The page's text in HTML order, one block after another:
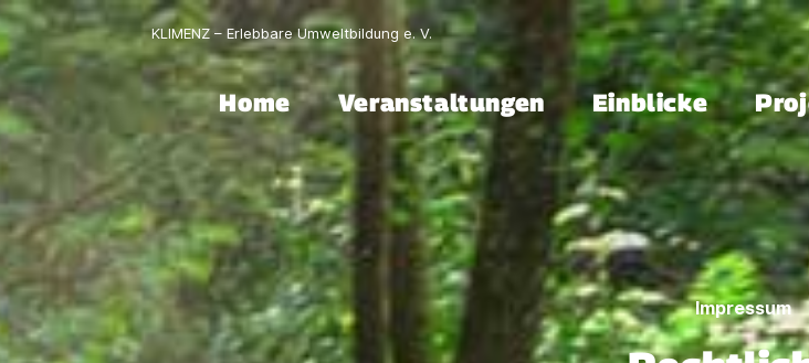
KLIMENZ – Erlebbare Umweltbildung e. V.
Home Veranstaltungen Einblicke
Impressum